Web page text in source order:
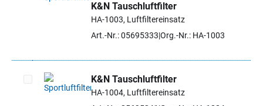
Artikel auswählen
K&N Tauschluftfilter
HA-1003, Luftfiltereinsatz
Art.-Nr.: 05695333 Org.-Nr.: HA-1003
Artikel auswählen
K&N Tauschluftfilter
HA-1004, Luftfiltereinsatz